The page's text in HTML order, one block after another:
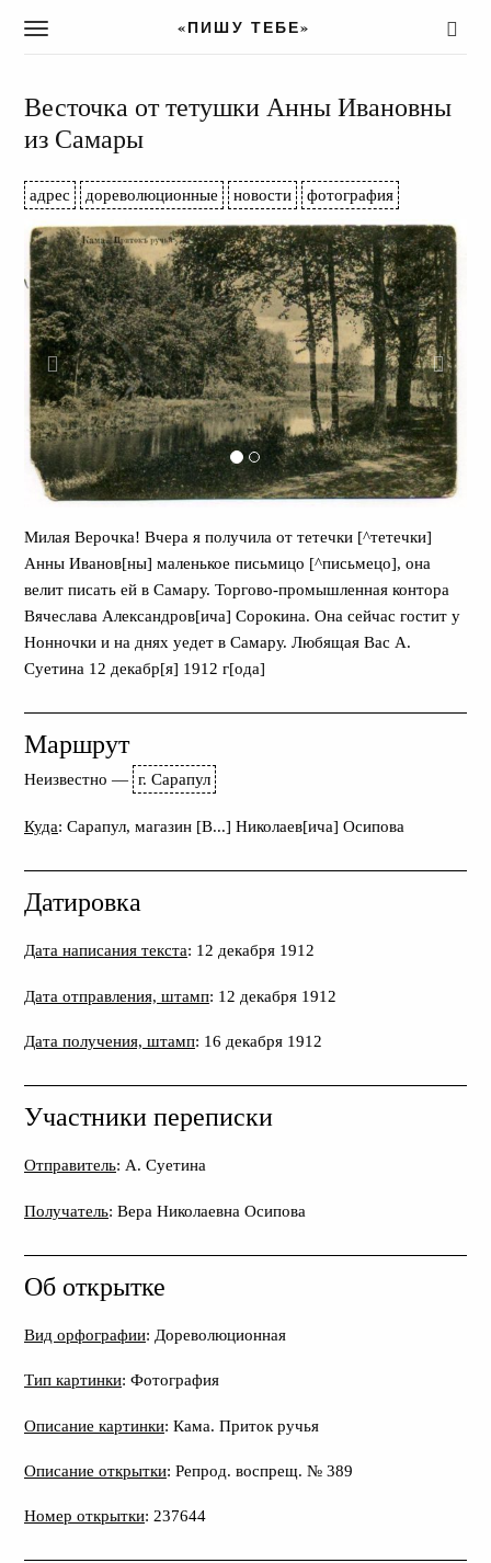
T
g
l
e
a
v
i
g
a
t
i
o
n
«ПИШУ ТЕБЕ»
Весточка от тетушки Анны Ивановны
из Самары
адрес дореволюционные новости фотография
Милая Верочка! Вчера я получила от тетечки [^тетечки]
Анны Иванов[ны] маленькое письмицо [^письмецо], она
велит писать ей в Самару. Торгово-промышленная контора
Вячеслава Александров[ича] Сорокина. Она сейчас гостит у
Нонночки и на днях уедет в Самару. Любящая Вас А.
Суетина 12 декабр[я] 1912 г[ода]
Маршрут
Неизвестно — г. Сарапул
Куда: Сарапул, магазин [В...] Николаев[ича] Осипова
Датировка
Дата написания текста: 12 декабря 1912
Дата отправления, штамп: 12 декабря 1912
Дата получения, штамп: 16 декабря 1912
Участники переписки
Отправитель: А. Суетина
Получатель: Вера Николаевна Осипова
Об открытке
Вид орфографии: Дореволюционная
Тип картинки: Фотография
Описание картинки: Кама. Приток ручья
Описание открытки: Репрод. воспрещ. № 389
Номер открытки: 237644